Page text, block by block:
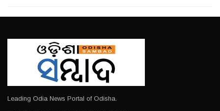
Leading Odia News Portal of Odisha.